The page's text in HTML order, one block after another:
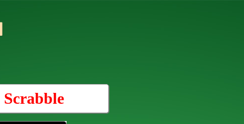
Scrabble